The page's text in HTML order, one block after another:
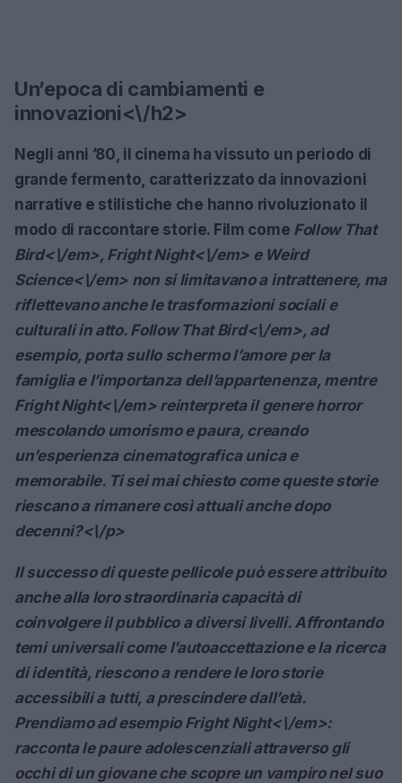
Un’epoca di cambiamenti e
innovazioni<\/h2>
Negli anni ’80, il cinema ha vissuto un periodo di
grande fermento, caratterizzato da innovazioni
narrative e stilistiche che hanno rivoluzionato il
modo di raccontare storie. Film come Follow That
Bird<\/em>, Fright Night<\/em> e Weird
Science<\/em> non si limitavano a intrattenere, ma
riflettevano anche le trasformazioni sociali e
culturali in atto. Follow That Bird<\/em>, ad
esempio, porta sullo schermo l’amore per la
famiglia e l’importanza dell’appartenenza, mentre
Fright Night<\/em> reinterpreta il genere horror
mescolando umorismo e paura, creando
un’esperienza cinematografica unica e
memorabile. Ti sei mai chiesto come queste storie
riescano a rimanere così attuali anche dopo
decenni?<\/p>
Il successo di queste pellicole può essere attribuito
anche alla loro straordinaria capacità di
coinvolgere il pubblico a diversi livelli. Affrontando
temi universali come l’autoaccettazione e la ricerca
di identità, riescono a rendere le loro storie
accessibili a tutti, a prescindere dall’età.
Prendiamo ad esempio Fright Night<\/em>:
racconta le paure adolescenziali attraverso gli
occhi di un giovane che scopre un vampiro nel suo